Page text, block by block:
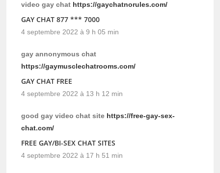
video gay chat https://gaychatnorules.com/
GAY CHAT 877 *** 7000
4 septembre 2022 à 9 h 05 min
gay annonymous chat
https://gaymusclechatrooms.com/
GAY CHAT FREE
4 septembre 2022 à 13 h 12 min
good gay video chat site https://free-gay-sex-
chat.com/
FREE GAY/BI-SEX CHAT SITES
4 septembre 2022 à 17 h 51 min